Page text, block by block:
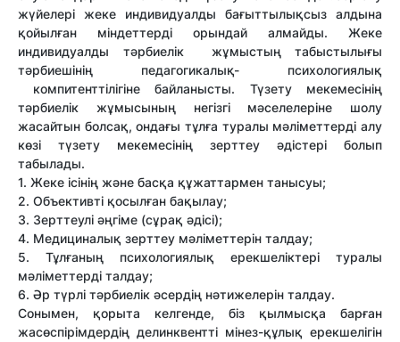
жүйелері жеке индивидуалды бағыттылықсыз алдына
қойылған міндеттерді орындай алмайды. Жеке
индивидуалды тәрбиелік жұмыстың табыстылығы
тәрбиешінің педагогикалық- психологиялық
компитенттілігіне байланысты. Түзету мекемесінің
тәрбиелік жұмысының негізгі мәселелеріне шолу
жасайтын болсақ, ондағы тұлға туралы мәліметтерді алу
көзі түзету мекемесінің зерттеу әдістері болып
табылады.
1. Жеке ісінің және басқа құжаттармен танысуы;
2. Объективті қосылған бақылау;
3. Зерттеулі әңгіме (сұрақ әдісі);
4. Медициналық зерттеу мәліметтерін талдау;
5. Тұлғаның психологиялық ерекшеліктері туралы
мәліметтерді талдау;
6. Әр түрлі тәрбиелік әсердің нәтижелерін талдау.
Сонымен, қорыта келгенде, біз қылмысқа барған
жасөспірімдердің делинквентті мінез-құлық ерекшелігін